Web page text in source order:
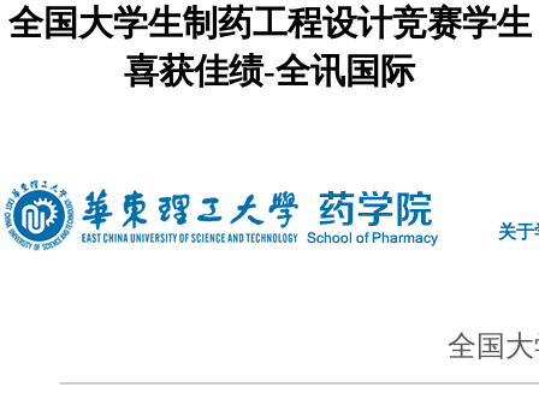
全国大学生制药工程设计竞赛学生
喜获佳绩-全讯国际
关于
全国